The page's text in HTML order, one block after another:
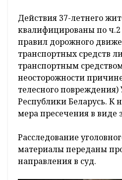
Действия 37-летнего
квалифицированы по
правил дорожного
транспортных средств
транспортным
неосторожности
телесного повреждения)
Республики Беларусь. К
мера пресечения в виде
Расследование
материалы переданы
направления в суд.